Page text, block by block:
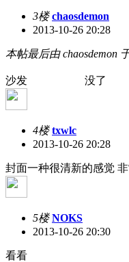
3楼 chaosdemon
2013-10-26 20:28
本帖最后由 chaosdemon
沙发 没了
4楼 txwlc
2013-10-26 20:28
封面一种很清新的感觉 非
5楼 NOKS
2013-10-26 20:30
看看